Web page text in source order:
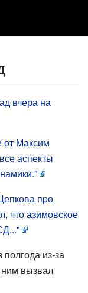
вчера на
от Максим
аспекты
про
что азимовское
из-за
вызвал